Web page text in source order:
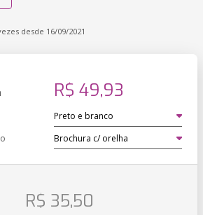
desde 16/09/2021
R$ 49,93
R$ 35,50